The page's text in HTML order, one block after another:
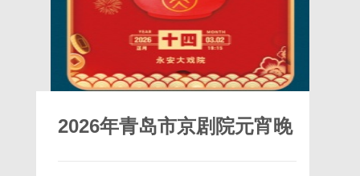
2026年青岛市京剧院元宵晚